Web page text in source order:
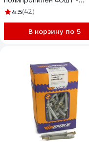
коробка Tech-Krep 112712
4.5(42)
В корзину по 5